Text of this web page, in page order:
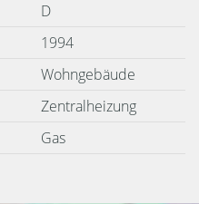
D
1994
Wohngebäude
Zentralheizung
Gas